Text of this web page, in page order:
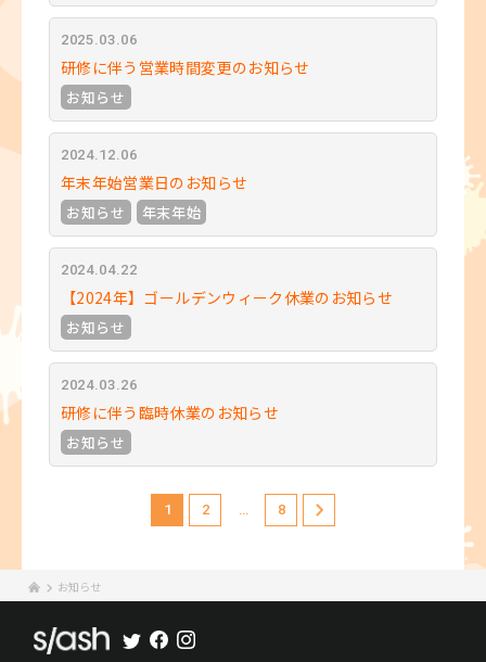
2025.03.06
研修に伴う営業時間変更のお知らせ
お知らせ
2024.12.06
年末年始営業日のお知らせ
お知らせ 年末年始
2024.04.22
【2024年】ゴールデンウィーク休業のお知らせ
お知らせ
2024.03.26
研修に伴う臨時休業のお知らせ
お知らせ
1 2 … 8
お知らせ